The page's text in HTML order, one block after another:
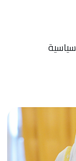
سياسية